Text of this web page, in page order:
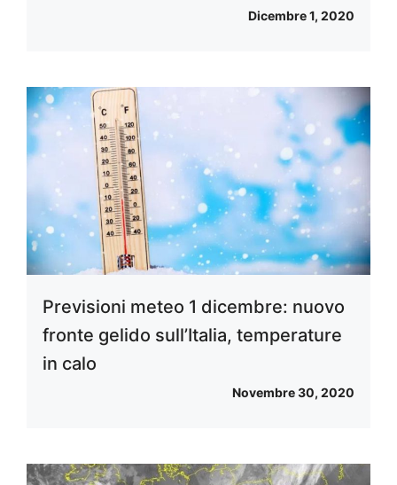
Dicembre 1, 2020
Previsioni meteo 1 dicembre: nuovo
fronte gelido sull’Italia, temperature
in calo
Novembre 30, 2020